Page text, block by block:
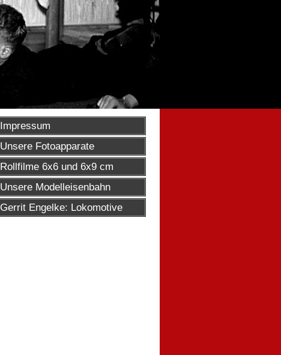
Impressum
Unsere Fotoapparate
Rollfilme 6x6 und 6x9 cm
Unsere Modelleisenbahn
Gerrit Engelke: Lokomotive